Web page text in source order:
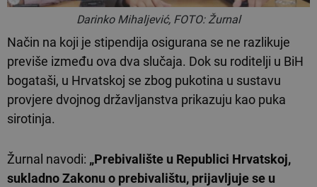
Darinko Mihaljević, FOTO: Žurnal
Način na koji je stipendija osigurana se ne razlikuje
previše između ova dva slučaja. Dok su roditelji u BiH
bogataši, u Hrvatskoj se zbog pukotina u sustavu
provjere dvojnog državljanstva prikazuju kao puka
sirotinja.
Žurnal navodi: „Prebivalište u Republici Hrvatskoj,
sukladno Zakonu o prebivalištu, prijavljuje se u